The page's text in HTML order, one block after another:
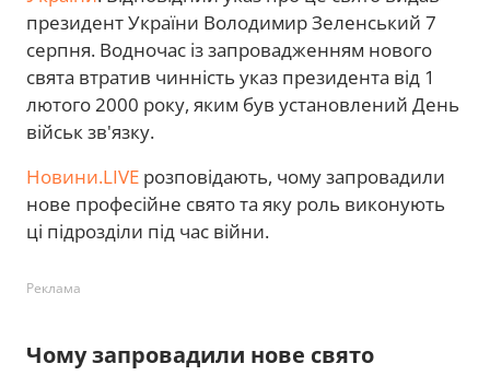
президент України Володимир Зеленський 7
серпня. Водночас із запровадженням нового
свята втратив чинність указ президента від 1
лютого 2000 року, яким був установлений День
військ зв'язку.
Новини.LIVE розповідають, чому запровадили
нове професійне свято та яку роль виконують
ці підрозділи під час війни.
Реклама
Чому запровадили нове свято